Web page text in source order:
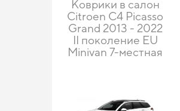
Коврики в салон
Citroen C4 Picasso
Grand 2013 - 2022
II поколение EU
Minivan 7-местная